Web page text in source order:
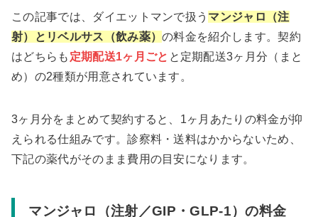
この記事では、ダイエットマンで扱う マンジャロ（注
射）とリベルサス（飲み薬）の料金を紹介します。契約
はどちらも 定期配送1ヶ月ごと と定期配送3ヶ月分（まと
め）の2種類が用意されています。
3ヶ月分をまとめて契約すると、1ヶ月あたりの料金が抑
えられる仕組みです。診察料・送料はかからないため、
下記の薬代がそのまま費用の目安になります。
マンジャロ（注射／GIP・GLP-1）の料金